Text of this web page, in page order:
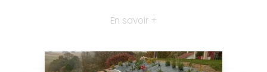
En savoir +